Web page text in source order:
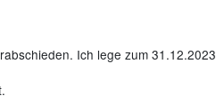
Ich lege zum 31.12.2023